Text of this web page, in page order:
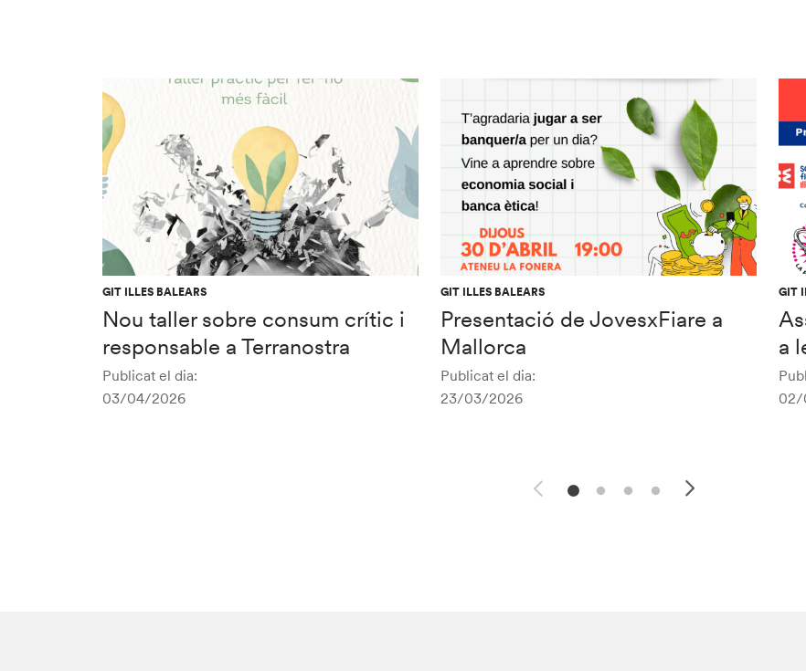
GIT ILLES BALEARS
Nou taller sobre consum crític i
responsable a Terranostra
Publicat el dia:
03/04/2026
GIT ILLES BALEARS
Presentació de JovesxFiare a
Mallorca
Publicat el dia:
23/03/2026
GIT
a
02/